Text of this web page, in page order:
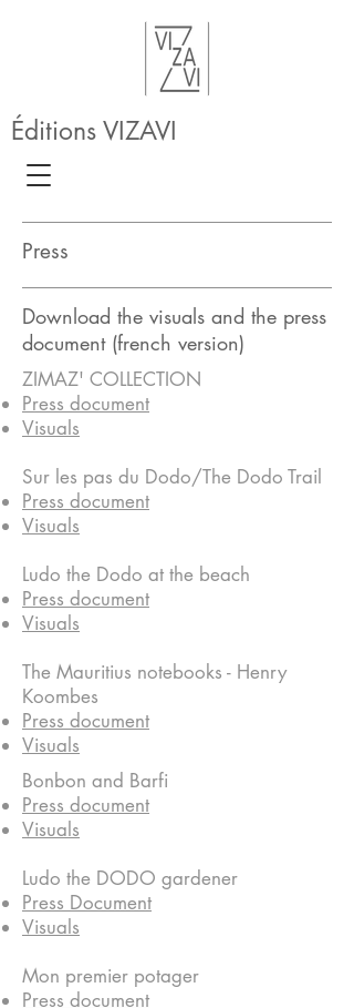
Éditions VIZAVI
Press
Download the visuals and the press
document (french version)
ZIMAZ' COLLECTION
Press document
Visuals
Sur les pas du Dodo/The Dodo Trail
Press document
Visuals
Ludo the Dodo at the beach
Press document
Visuals
The Mauritius notebooks - Henry
Koombes
Press document
Visuals
Bonbon and Barfi
Press document
Visuals
Ludo the DODO gardener
Press Document
Visuals
Mon premier potager
Press document